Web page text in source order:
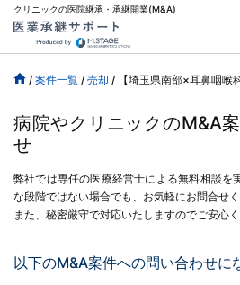
クリニックの医院継承・承継開業(M&A)
/ 案件一覧 / 売却 / 【埼玉県南部×耳鼻咽喉科】出資持分あり医
病院やクリニックのM&A
せ
弊社では専任の医療経営士による無料相談を
な段階ではない場合でも、お気軽にお問合せく
また、秘密厳守で対応いたしますのでご安心く
以下のM&A案件への問い合わせに